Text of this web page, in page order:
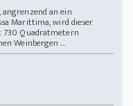
an ein
Marittima, wird dieser
Quadratmetern
Weinbergen ...